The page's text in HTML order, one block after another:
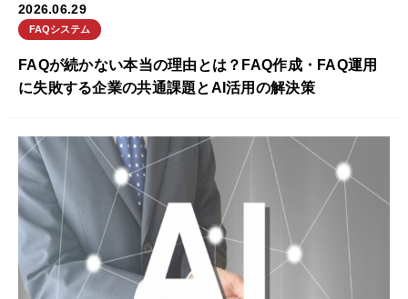
FAQが続かない本当の理由とは？FAQ作成・FAQ運用
に失敗する企業の共通課題とAI活用の解決策
2026.06.29
FAQシステム